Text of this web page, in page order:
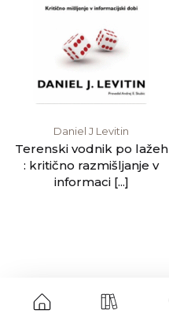
Daniel J Levitin
Terenski vodnik po lažeh
: kritično razmišljanje v
informaci [...]